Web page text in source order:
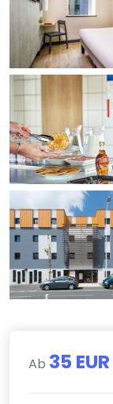
Ab 35 EUR